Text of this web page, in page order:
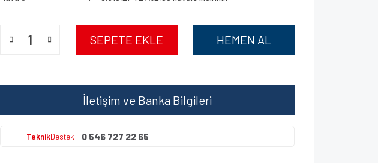
SEPETE EKLE HEMEN AL
İletişim ve Banka Bilgileri
TeknikDestek 0 546 727 22 65